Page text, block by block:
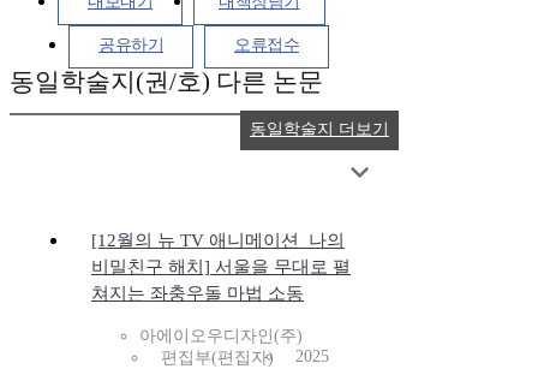
공유하기 오류접수
동일학술지(권/호) 다른 논문
[12월의 뉴 TV 애니메이션_나의
비밀친구 해치] 서울을 무대로 펼
쳐지는 좌충우돌 마법 소동
아에이오우디자인(주)
편집부(편집자)
2025
동일학술지 더보기